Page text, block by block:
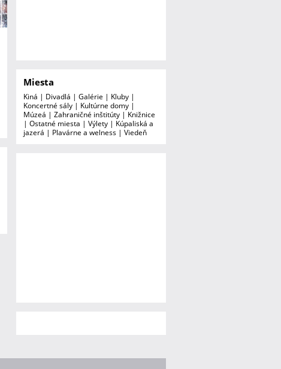
Miesta
Kiná | Divadlá | Galérie | Kluby |
Koncertné sály | Kultúrne domy |
Múzeá | Zahraničné inštitúty | Knižnice
| Ostatné miesta | Výlety | Kúpaliská a
jazerá | Plavárne a welness | Viedeň